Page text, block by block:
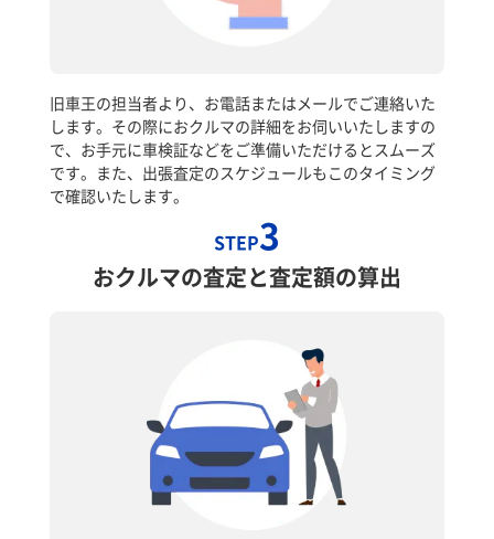
旧車王の担当者より、お電話またはメールでご連絡いた
します。その際におクルマの詳細をお伺いいたしますの
で、お手元に車検証などをご準備いただけるとスムーズ
です。また、出張査定のスケジュールもこのタイミング
で確認いたします。
STEP3
おクルマの査定と査定額の算出